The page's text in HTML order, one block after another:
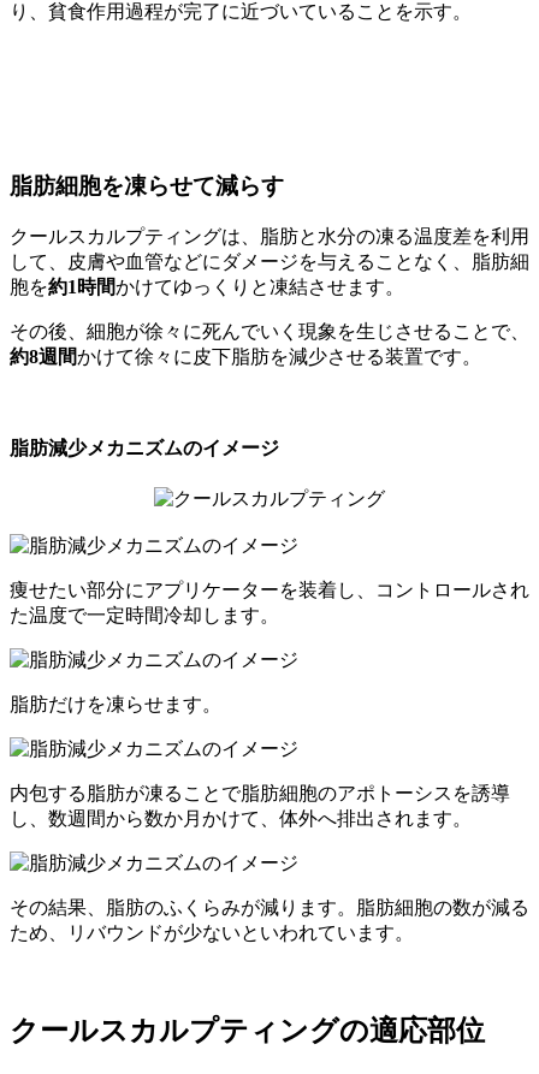
り、貧食作用過程が完了に近づいていることを示す。
脂肪細胞を凍らせて減らす
クールスカルプティングは、脂肪と水分の凍る温度差を利用
して、皮膚や血管などにダメージを与えることなく、脂肪細
胞を約1時間かけてゆっくりと凍結させます。
その後、細胞が徐々に死んでいく現象を生じさせることで、
約8週間かけて徐々に皮下脂肪を減少させる装置です。
脂肪減少メカニズムのイメージ
痩せたい部分にアプリケーターを装着し、コントロールされ
た温度で一定時間冷却します。
脂肪だけを凍らせます。
内包する脂肪が凍ることで脂肪細胞のアポトーシスを誘導
し、数週間から数か月かけて、体外へ排出されます。
その結果、脂肪のふくらみが減ります。脂肪細胞の数が減る
ため、リバウンドが少ないといわれています。
クールスカルプティングの適応部位